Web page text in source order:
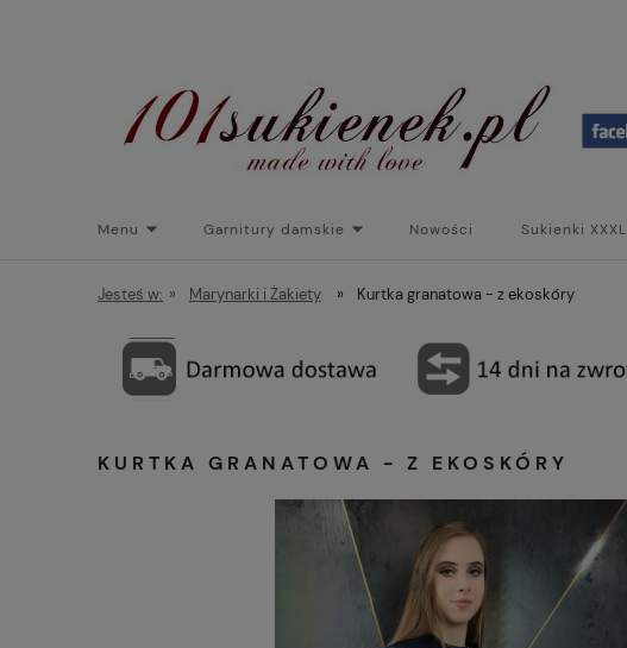
Menu Garnitury damskie Nowości Sukienki XXXL
Torebki do sukienek Promocje Płaszcze/kurtki
Jesteś w: » Marynarki i Żakiety » Kurtka granatowa - z ekoskóry
KURTKA GRANATOWA - Z EKOSKÓRY